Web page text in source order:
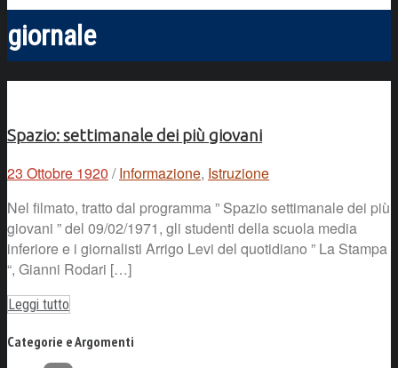
giornale
Spazio: settimanale dei più giovani
23 Ottobre 1920 / Informazione, Istruzione
Nel filmato, tratto dal programma ” Spazio settimanale dei più
giovani ” del 09/02/1971, gli studenti della scuola media
inferiore e i giornalisti Arrigo Levi del quotidiano ” La Stampa
“, Gianni Rodari […]
Leggi tutto
Categorie e Argomenti